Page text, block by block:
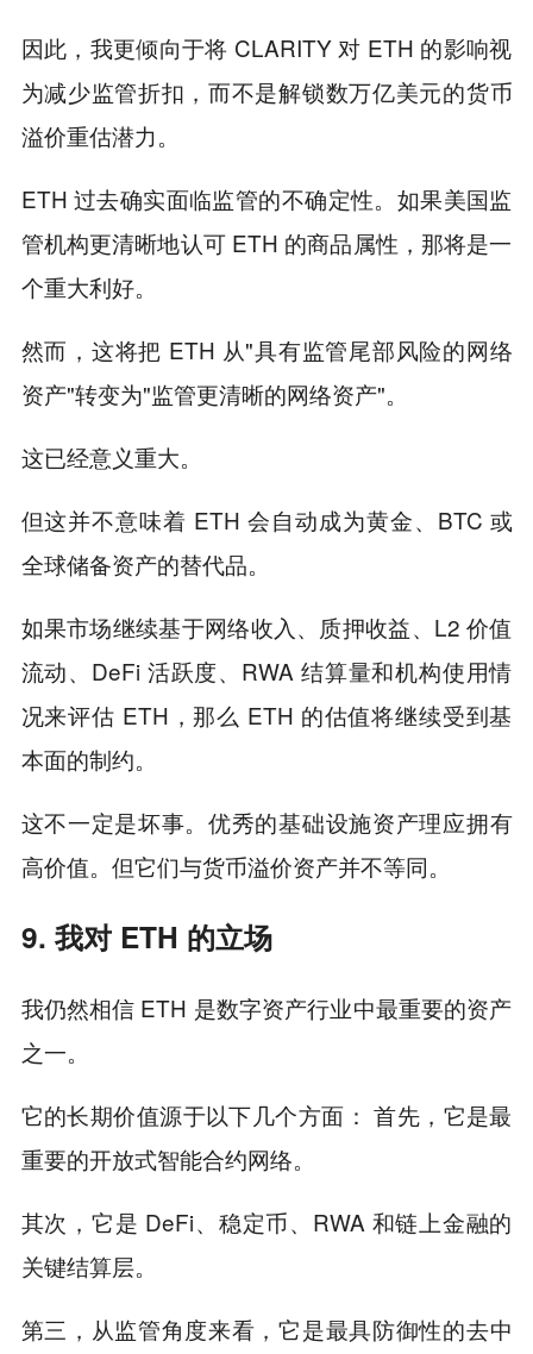
因此，我更倾向于将 CLARITY 对 ETH 的影响视
为减少监管折扣，而不是解锁数万亿美元的货币
溢价重估潜力。
ETH 过去确实面临监管的不确定性。如果美国监
管机构更清晰地认可 ETH 的商品属性，那将是一
个重大利好。
然而，这将把 ETH 从"具有监管尾部风险的网络
资产"转变为"监管更清晰的网络资产"。
这已经意义重大。
但这并不意味着 ETH 会自动成为黄金、BTC 或
全球储备资产的替代品。
如果市场继续基于网络收入、质押收益、L2 价值
流动、DeFi 活跃度、RWA 结算量和机构使用情
况来评估 ETH，那么 ETH 的估值将继续受到基
本面的制约。
这不一定是坏事。优秀的基础设施资产理应拥有
高价值。但它们与货币溢价资产并不等同。
9. 我对 ETH 的立场
我仍然相信 ETH 是数字资产行业中最重要的资产
之一。
它的长期价值源于以下几个方面： 首先，它是最
重要的开放式智能合约网络。
其次，它是 DeFi、稳定币、RWA 和链上金融的
关键结算层。
第三，从监管角度来看，它是最具防御性的去中